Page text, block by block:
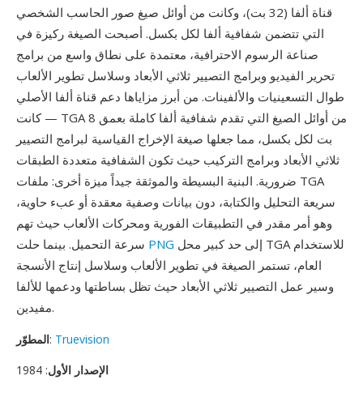
قناة ألفا (32 بت)، وكانت من أوائل صيغ صور الحاسب الشخصي
التي تتضمن شفافية ألفا لكل بكسل. أصبحت الصيغة ركيزة في
صناعة الرسوم الاحترافية، معتمدة على نطاق واسع من برامج
تحرير الفيديو وبرامج التصيير ثلاثي الأبعاد وسلاسل تطوير الألعاب
طوال التسعينيات والألفينات. من أبرز مزاياها دعم قناة ألفا الأصلي
— كانت TGA من أوائل الصيغ التي تقدم شفافية ألفا كاملة بعمق 8
بت لكل بكسل، مما جعلها صيغة الإخراج القياسية لبرامج التصيير
ثلاثي الأبعاد وبرامج التركيب حيث تكون الشفافية متعددة الطبقات
ضرورية. البنية البسيطة والموثقة جيداً ميزة أخرى: ملفات TGA
سريعة التحليل والكتابة، دون بيانات وصفية معقدة أو عبء حاوية،
وهو أمر مقدر في التطبيقات الفورية ومحركات الألعاب حيث تهم
PNG
العام، تستمر الصيغة في تطوير الألعاب وسلاسل إنتاج الأنسجة
وسير عمل التصيير ثلاثي الأبعاد حيث تظل بساطتها ودعمها للألفا
مفيدين.
المطوّر: Truevision
الإصدار الأول: 1984